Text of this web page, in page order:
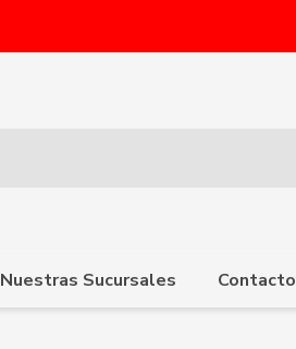
Nuestras Sucursales Contacto